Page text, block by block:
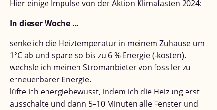
Hier einige Impulse von der Aktion Klimafasten 2024:
In dieser Woche …
senke ich die Heiztemperatur in meinem Zuhause um
1°C ab und spare so bis zu 6 % Energie (-kosten).
wechsle ich meinen Stromanbieter von fossiler zu
erneuerbarer Energie.
lüfte ich energiebewusst, indem ich die Heizung erst
ausschalte und dann 5–10 Minuten alle Fenster und